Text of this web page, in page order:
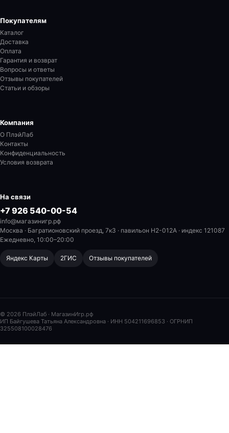
Покупателям
Каталог
Доставка
Оплата
Гарантия и возврат
Вопросы и ответы
Отзывы покупателей
Статьи и обзоры
Компания
О ПлэйЛаб
Контакты
Конфиденциальность
Условия возврата
На связи
+7 926 540-00-54
info@магазинигр.рф
Москва · Багратионовский проезд, 7к3 · павильон H2-012A · индекс 121087
Ежедневно, 10:00–20:00
Яндекс Карты 2ГИС Отзывы покупателей
© 2026 ПлэйЛаб · МагазинИгр.рф
ИП Байгушева Татьяна Александровна · ИНН 504211696853 · ОГРНИП
325508100028476